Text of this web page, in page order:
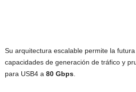
Su arquitectura escalable permite la
capacidades de generación de tráfico y
para USB4 a 80 Gbps